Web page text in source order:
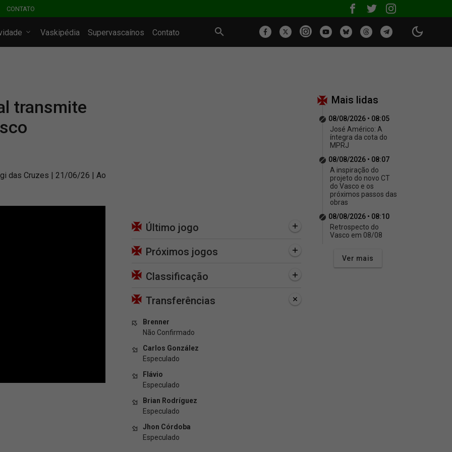
CONTATO
Vaskipédia Supervascaínos Contato
transmite
das Cruzes | 21/06/26 | Ao
Último jogo
Próximos jogos
Classificação
Transferências
Brenner
Não Confirmado
Carlos González
Especulado
Flávio
Especulado
Brian Rodríguez
Especulado
Jhon Córdoba
Especulado
Mais lidas
08/08/2026 • 08:05
José Américo: A
íntegra da cota do
MPRJ
08/08/2026 • 08:07
A inspiração do
projeto do novo CT
do Vasco e os
próximos passos das
obras
08/08/2026 • 08:10
Retrospecto do
Vasco em 08/08
Ver mais